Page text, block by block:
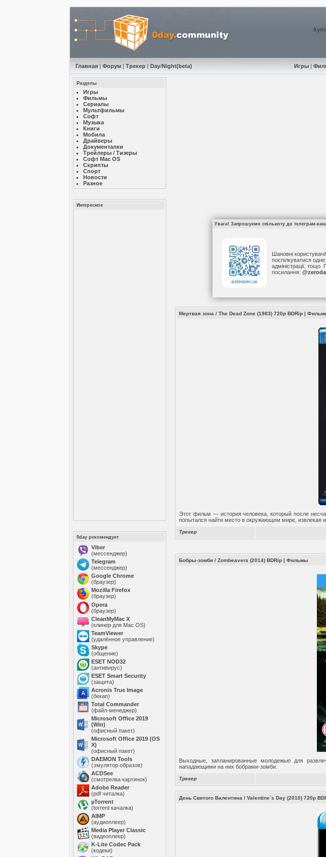
Главная |Форум |Трекер |Day/Night(beta) Игры |
Разделы
Игры
Фильмы
Сериалы
Мультфильмы
Софт
Музыкa
Книги
Мобила
Драйверы
Документалки
Трейлеры / Тизеры
Софт Mac OS
Скрипты
Спорт
Новости
Разное
Интересное
0day рекомендует
Viber
(мессенджер)
Telegram
(мессенджер)
Google Chrome
(браузер)
Mozilla Firefox
(браузер)
Opera
(браузер)
CleanMyMac X
(клинер для Mac OS)
TeamViewer
(удалённое управление)
Skype
(общение)
ESET NOD32
(антивирус)
ESET Smart Security
(защита)
Acronis True Image
(бекап)
Total Commander
(файл-менеджер)
Microsoft Office 2019
(Win)
(офисный пакет)
Microsoft Office 2019 (OS
X)
(офисный пакет)
DAEMON Tools
(эмулятор образов)
ACDSee
(смотрелка картинок)
Adobe Reader
(pdf читалка)
µTorrent
(torrent качалка)
AIMP
(аудиоплеер)
Media Player Classic
(видеоплеер)
K-Lite Codec Pack
(кодеки)
Увага! Запрошуємо спільноту до телеграм-
Шановні
поспілкуватися
адміністрації,
посилання:
Мертвая зона / The Dead Zone (1983) 720p BDRip |
Этот фильм — история человека, который после
попытался найти место в окружающем мире, извлекая
Трекер
Бобры-зомби / Zombeavers (2014) BDRip |Фильмы
Выходные, запланированные молодежью для
нападающими на них бобрами-зомби.
Трекер
День Святого Валентина / Valentine`s Day (2010) 720p